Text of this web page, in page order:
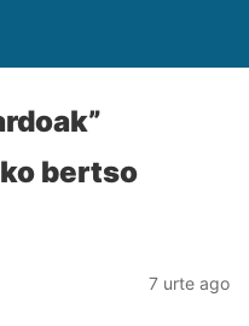
bertso
7 urte ago